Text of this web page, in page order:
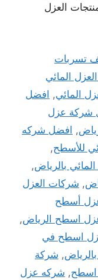
العزل
تسربات
المائي
المائي, افضل
شركة عزل
, افضل شركه
للأسطح,
بالرياض,
, شركات العزل
أسطح
اسطح الرياض,
اسطح في
, شركة
اسطح, شركه عزل